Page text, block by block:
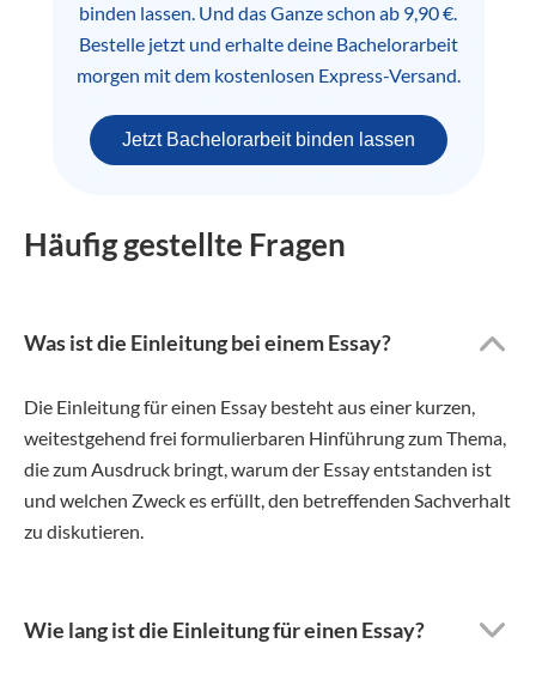
binden lassen. Und das Ganze schon ab 9,90 €.
Bestelle jetzt und erhalte deine Bachelorarbeit
morgen mit dem kostenlosen Express-Versand.
Jetzt Bachelorarbeit binden lassen
Häufig gestellte Fragen
Was ist die Einleitung bei einem Essay?
Die Einleitung für einen Essay besteht aus einer kurzen,
weitestgehend frei formulierbaren Hinführung zum Thema,
die zum Ausdruck bringt, warum der Essay entstanden ist
und welchen Zweck es erfüllt, den betreffenden Sachverhalt
zu diskutieren.
Wie lang ist die Einleitung für einen Essay?